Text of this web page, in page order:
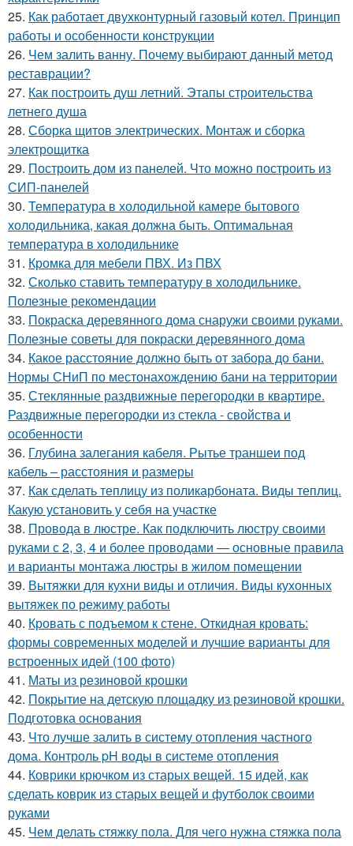
25. Как работает двухконтурный газовый котел. Принцип
работы и особенности конструкции
26. Чем залить ванну. Почему выбирают данный метод
реставрации?
27. Как построить душ летний. Этапы строительства
летнего душа
28. Сборка щитов электрических. Монтаж и сборка
электрощитка
29. Построить дом из панелей. Что можно построить из
СИП-панелей
30. Температура в холодильной камере бытового
холодильника, какая должна быть. Оптимальная
температура в холодильнике
31. Кромка для мебели ПВХ. Из ПВХ
32. Сколько ставить температуру в холодильнике.
Полезные рекомендации
33. Покраска деревянного дома снаружи своими руками.
Полезные советы для покраски деревянного дома
34. Какое расстояние должно быть от забора до бани.
Нормы СНиП по местонахождению бани на территории
35. Стеклянные раздвижные перегородки в квартире.
Раздвижные перегородки из стекла - свойства и
особенности
36. Глубина залегания кабеля. Рытье траншеи под
кабель – расстояния и размеры
37. Как сделать теплицу из поликарбоната. Виды теплиц.
Какую установить у себя на участке
38. Провода в люстре. Как подключить люстру своими
руками с 2, 3, 4 и более проводами — основные правила
и варианты монтажа люстры в жилом помещении
39. Вытяжки для кухни виды и отличия. Виды кухонных
вытяжек по режиму работы
40. Кровать с подъемом к стене. Откидная кровать:
формы современных моделей и лучшие варианты для
встроенных идей (100 фото)
41. Маты из резиновой крошки
42. Покрытие на детскую площадку из резиновой крошки.
Подготовка основания
43. Что лучше залить в систему отопления частного
дома. Контроль pH воды в системе отопления
44. Коврики крючком из старых вещей. 15 идей, как
сделать коврик из старых вещей и футболок своими
руками
45. Чем делать стяжку пола. Для чего нужна стяжка пола